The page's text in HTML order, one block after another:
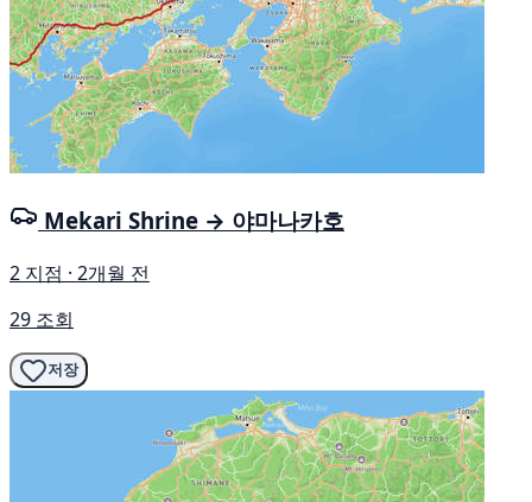
Mekari Shrine → 야마나카호
2 지점 · 2개월 전
29 조회
저장